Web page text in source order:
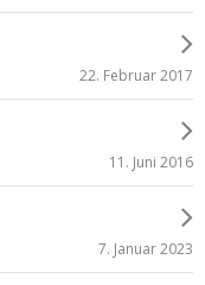
22. Februar 2017
11. Juni 2016
7. Januar 2023